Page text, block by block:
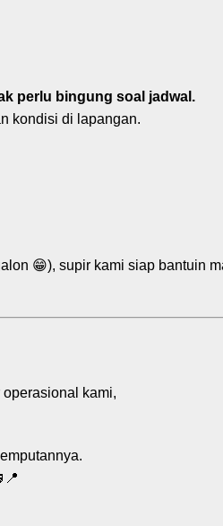
perlu bingung soal jadwal.
kondisi di lapangan.
😁), supir kami siap bantuin
kami,